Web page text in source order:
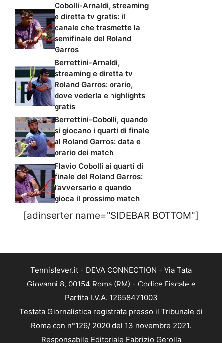
Cobolli-Arnaldi, streaming
e diretta tv gratis: il
canale che trasmette la
semifinale del Roland
Garros
Berrettini-Arnaldi,
streaming e diretta tv
Roland Garros: orario,
dove vederla e highlights
gratis
Berrettini-Cobolli, quando
si giocano i quarti di finale
al Roland Garros: data e
orario dei match
Flavio Cobolli ai quarti di
finale del Roland Garros:
l’avversario e quando
gioca il prossimo match
[adinserter name="SIDEBAR BOTTOM"]
Tennisfever.it - DEVA CONNECTION - Via Tata
Giovanni 8, 00154 Roma (RM) - Codice Fiscale e
Partita I.V.A. 12658471003
Testata Giornalistica registrata presso il Tribunale di
Roma con n°126/ 2020 del 13 novembre 2021.
Responsabile Editoriale Fabrizio Gerolla